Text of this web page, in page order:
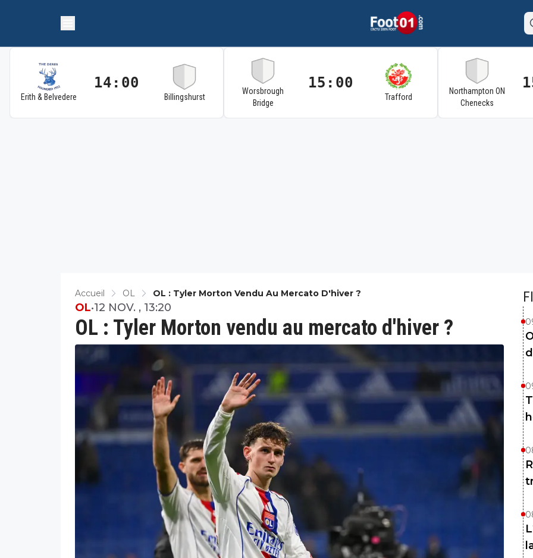
Erith & Belvedere
14:00
Billingshurst
Worsbrough
Bridge
15:00
Trafford
Northampton ON
Chenecks
Accueil OL OL : Tyler Morton Vendu Au Mercato D'hiver ?
OL : Tyler Morton vendu au mercato d'hiver ?
OL•12 NOV. , 13:20